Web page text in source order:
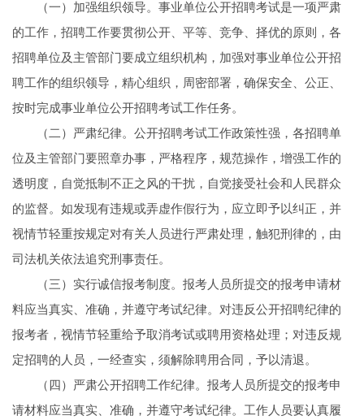
（一）加强组织领导。事业单位公开招聘考试是一项严肃
的工作，招聘工作要贯彻公开、平等、竞争、择优的原则，各
招聘单位及主管部门要成立组织机构，加强对事业单位公开招
聘工作的组织领导，精心组织，周密部署，确保安全、公正、
按时完成事业单位公开招聘考试工作任务。
（二）严肃纪律。公开招聘考试工作政策性强，各招聘单
位及主管部门要照章办事，严格程序，规范操作，增强工作的
透明度，自觉抵制不正之风的干扰，自觉接受社会和人民群众
的监督。如发现有违规或弄虚作假行为，应立即予以纠正，并
视情节轻重按规定对有关人员进行严肃处理，触犯刑律的，由
司法机关依法追究刑事责任。
（三）实行诚信报考制度。报考人员所提交的报考申请材
料应当真实、准确，并遵守考试纪律。对违反公开招聘纪律的
报考者，视情节轻重给予取消考试或聘用资格处理；对违反规
定招聘的人员，一经查实，须解除聘用合同，予以清退。
（四）严肃公开招聘工作纪律。报考人员所提交的报考申
请材料应当真实、准确，并遵守考试纪律。工作人员要认真履